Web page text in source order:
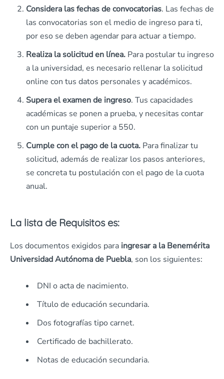
Considera las fechas de convocatorias. Las fechas de
las convocatorias son el medio de ingreso para ti,
por eso se deben agendar para actuar a tiempo.
Realiza la solicitud en línea. Para postular tu ingreso
a la universidad, es necesario rellenar la solicitud
online con tus datos personales y académicos.
Supera el examen de ingreso. Tus capacidades
académicas se ponen a prueba, y necesitas contar
con un puntaje superior a 550.
Cumple con el pago de la cuota. Para finalizar tu
solicitud, además de realizar los pasos anteriores,
se concreta tu postulación con el pago de la cuota
anual.
La lista de Requisitos es:
Los documentos exigidos para ingresar a la Benemérita
Universidad Autónoma de Puebla, son los siguientes:
DNI o acta de nacimiento.
Título de educación secundaria.
Dos fotografías tipo carnet.
Certificado de bachillerato.
Notas de educación secundaria.